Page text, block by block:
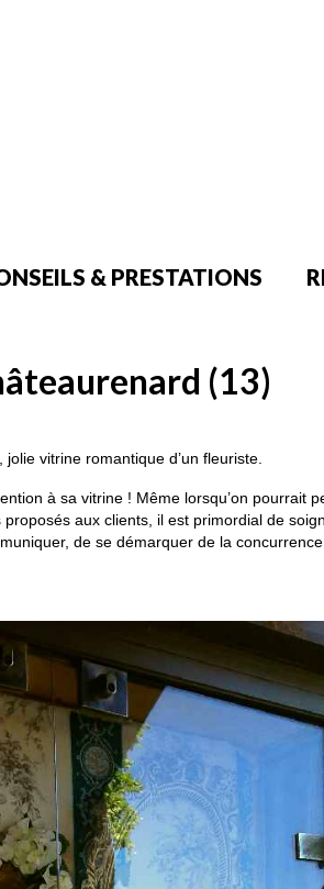
& PRESTATIONS
(13)
vitrine romantique d’un fleuriste.
à sa vitrine ! Même lorsqu’on pourrait
aux clients, il est primordial de
de se démarquer de la